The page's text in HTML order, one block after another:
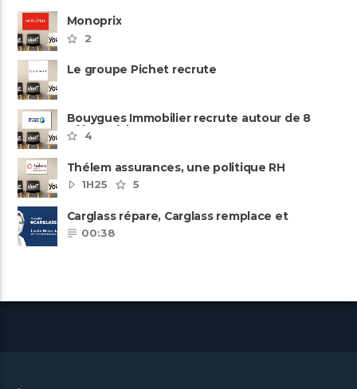
Monoprix
2
Le groupe Pichet recrute
Bouygues Immobilier recrute autour de 8
pôles métiers
4
Thélem assurances, une politique RH
ambitieuse
1H25 5
Carglass répare, Carglass remplace et
Carglass embauche également.
00:38